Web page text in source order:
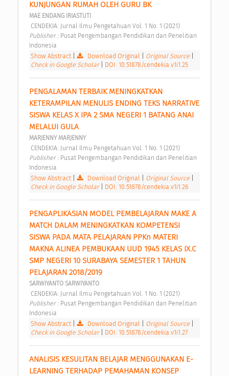
KUNJUNGAN RUMAH OLEH GURU BK
MAE ENDANG IRIASTUTI
CENDEKIA: Jurnal Ilmu Pengetahuan Vol. 1 No. 1 (2021)
Publisher : Pusat Pengembangan Pendidikan dan Penelitian
Indonesia
Show Abstract
Download Original Original Source
Check in Google Scholar
DOI: 10.51878/cendekia.v1i1.25
PENGALAMAN TERBAIK MENINGKATKAN
KETERAMPILAN MENULIS ENDING TEKS NARRATIVE
SISWA KELAS X IPA 2 SMA NEGERI 1 BATANG ANAI
MELALUI GULA
MARJENNY MARJENNY
CENDEKIA: Jurnal Ilmu Pengetahuan Vol. 1 No. 1 (2021)
Publisher : Pusat Pengembangan Pendidikan dan Penelitian
Indonesia
Show Abstract
Download Original Original Source
Check in Google Scholar
DOI: 10.51878/cendekia.v1i1.26
PENGAPLIKASIAN MODEL PEMBELAJARAN MAKE A
MATCH DALAM MENINGKATKAN KOMPETENSI
SISWA PADA MATA PELAJARAN PPKn MATERI
MAKNA ALINEA PEMBUKAAN UUD 1945 KELAS IX.C
SMP NEGERI 10 SURABAYA SEMESTER 1 TAHUN
PELAJARAN 2018/2019
SARWIYANTO SARWIYANTO
CENDEKIA: Jurnal Ilmu Pengetahuan Vol. 1 No. 1 (2021)
Publisher : Pusat Pengembangan Pendidikan dan Penelitian
Indonesia
Show Abstract
Download Original Original Source
Check in Google Scholar
DOI: 10.51878/cendekia.v1i1.27
ANALISIS KESULITAN BELAJAR MENGGUNAKAN E-
LEARNING TERHADAP PEMAHAMAN KONSEP